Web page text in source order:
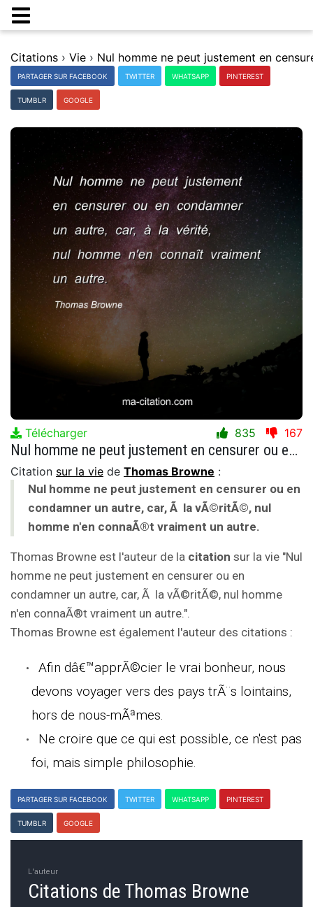
Citations › Vie ›
PARTAGER SUR FACEBOOK TWITTER WHATSAPP PINTEREST
TUMBLR GOOGLE
Télécharger 835 167
Nul homme ne peut justement en censurer ou en condamner un autre, car, Ã la vÃ©ritÃ©, nul homme n'en connaÃ®t vraiment un autre.
Citation sur la vie de Thomas Browne :
Nul homme ne peut justement en censurer ou en
condamner un autre, car, Ã la vÃ©ritÃ©, nul
homme n'en connaÃ®t vraiment un autre.
Thomas Browne est l'auteur de la citation sur la vie "Nul
homme ne peut justement en censurer ou en
condamner un autre, car, Ã la vÃ©ritÃ©, nul homme
n'en connaÃ®t vraiment un autre.".
Thomas Browne est également l'auteur des citations :
Afin dâ€™apprÃ©cier le vrai bonheur, nous
devons voyager vers des pays trÃ¨s lointains,
hors de nous-mÃªmes.
Ne croire que ce qui est possible, ce n'est pas
foi, mais simple philosophie.
PARTAGER SUR FACEBOOK TWITTER WHATSAPP PINTEREST
TUMBLR GOOGLE
L'auteur
Citations de Thomas Browne